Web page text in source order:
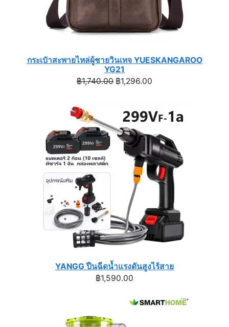
กระเป๋าสะพายไหล่ผู้ชายวินเทจ YUESKANGAROO
YG21
฿1,740.00 Original
฿1,740.00.
฿1,296.00
฿1,296.00.
YANGG ปืนฉีดน้ำแรงดันสูงไร้สาย
฿1,590.00